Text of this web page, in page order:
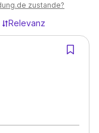
zustande?
Relevanz